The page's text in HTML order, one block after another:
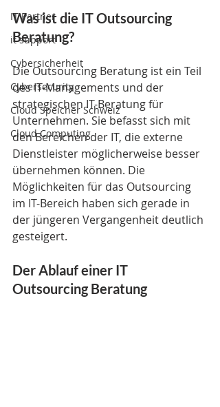
IT Partner
it support
Cybersicherheit
Cybersecurity
Cloud Speicher Schweiz
Cloud Computing
Was ist die IT Outsourcing
Beratung?
Die Outsourcing Beratung ist ein Teil
des IT-Managements und der
strategischen IT-Beratung für
Unternehmen. Sie befasst sich mit
den Bereichen der IT, die externe
Dienstleister möglicherweise besser
übernehmen können. Die
Möglichkeiten für das Outsourcing
im IT-Bereich haben sich gerade in
der jüngeren Vergangenheit deutlich
gesteigert.
Der Ablauf einer IT
Outsourcing Beratung